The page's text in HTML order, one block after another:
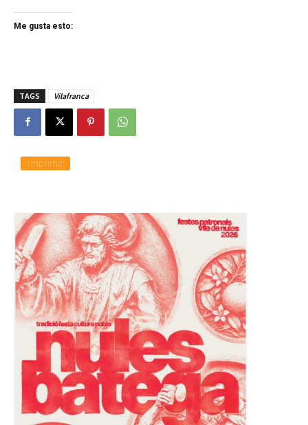
Me gusta esto:
TAGS Vilafranca
Imprimir